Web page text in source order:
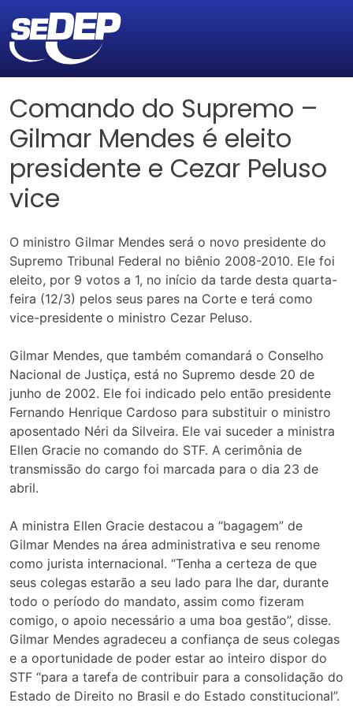
Comando do Supremo –
Gilmar Mendes é eleito
presidente e Cezar Peluso
vice
O ministro Gilmar Mendes será o novo presidente do
Supremo Tribunal Federal no biênio 2008-2010. Ele foi
eleito, por 9 votos a 1, no início da tarde desta quarta-
feira (12/3) pelos seus pares na Corte e terá como
vice-presidente o ministro Cezar Peluso.
Gilmar Mendes, que também comandará o Conselho
Nacional de Justiça, está no Supremo desde 20 de
junho de 2002. Ele foi indicado pelo então presidente
Fernando Henrique Cardoso para substituir o ministro
aposentado Néri da Silveira. Ele vai suceder a ministra
Ellen Gracie no comando do STF. A cerimônia de
transmissão do cargo foi marcada para o dia 23 de
abril.
A ministra Ellen Gracie destacou a “bagagem” de
Gilmar Mendes na área administrativa e seu renome
como jurista internacional. “Tenha a certeza de que
seus colegas estarão a seu lado para lhe dar, durante
todo o período do mandato, assim como fizeram
comigo, o apoio necessário a uma boa gestão”, disse.
Gilmar Mendes agradeceu a confiança de seus colegas
e a oportunidade de poder estar ao inteiro dispor do
STF “para a tarefa de contribuir para a consolidação do
Estado de Direito no Brasil e do Estado constitucional”.